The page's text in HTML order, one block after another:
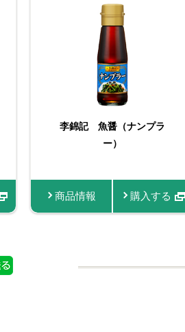
李錦記 鶏丸ごとがらス
ープ袋100g
商品情報
李錦記 魚醤（ナンプラ
ー）
商品情報 購入する
バリュースパイスブラッ
クペッパー
商品情報